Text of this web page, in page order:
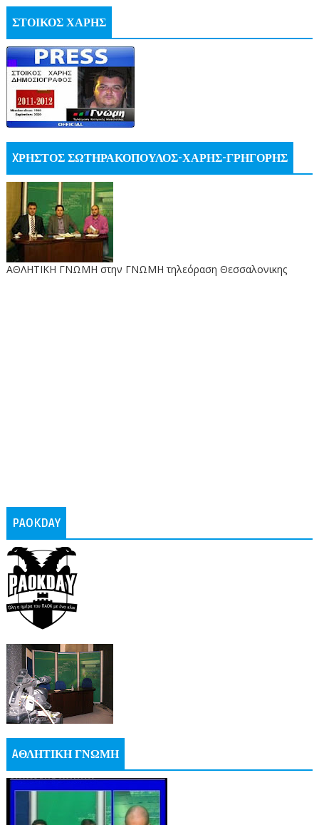
ΣΤΟΙΚΟΣ ΧΑΡΗΣ
XΡΗΣΤΟΣ ΣΩΤΗΡΑΚΟΠΟΥΛΟΣ-ΧΑΡΗΣ-ΓΡΗΓΟΡΗΣ
ΑΘΛΗΤΙΚΗ ΓΝΩΜΗ στην ΓΝΩΜΗ τηλεόραση Θεσσαλονικης
PAOKDAY
AΘΛΗΤΙΚΗ ΓΝΩΜΗ